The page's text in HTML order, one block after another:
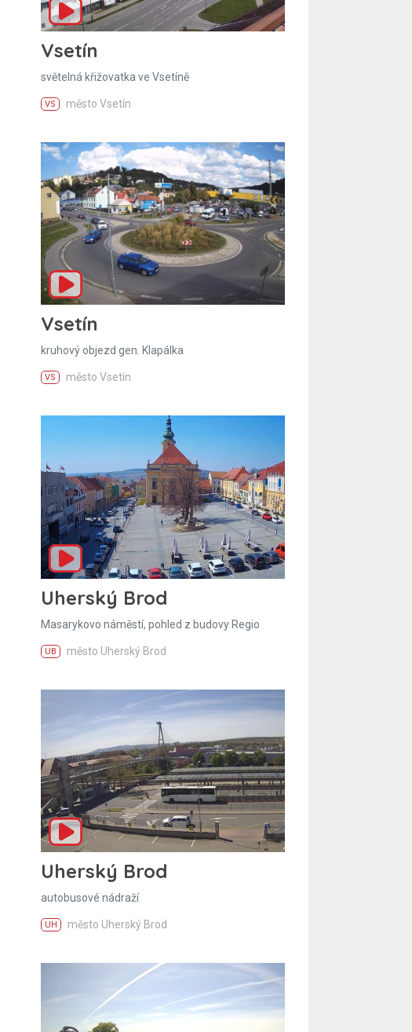
Vsetín
světelná křižovatka ve Vsetíně
VS město Vsetín
Vsetín
kruhový objezd gen. Klapálka
VS město Vsetín
Uherský Brod
Masarykovo náměstí, pohled z budovy Regio
UB město Uherský Brod
Uherský Brod
autobusové nádraží
UH město Uherský Brod